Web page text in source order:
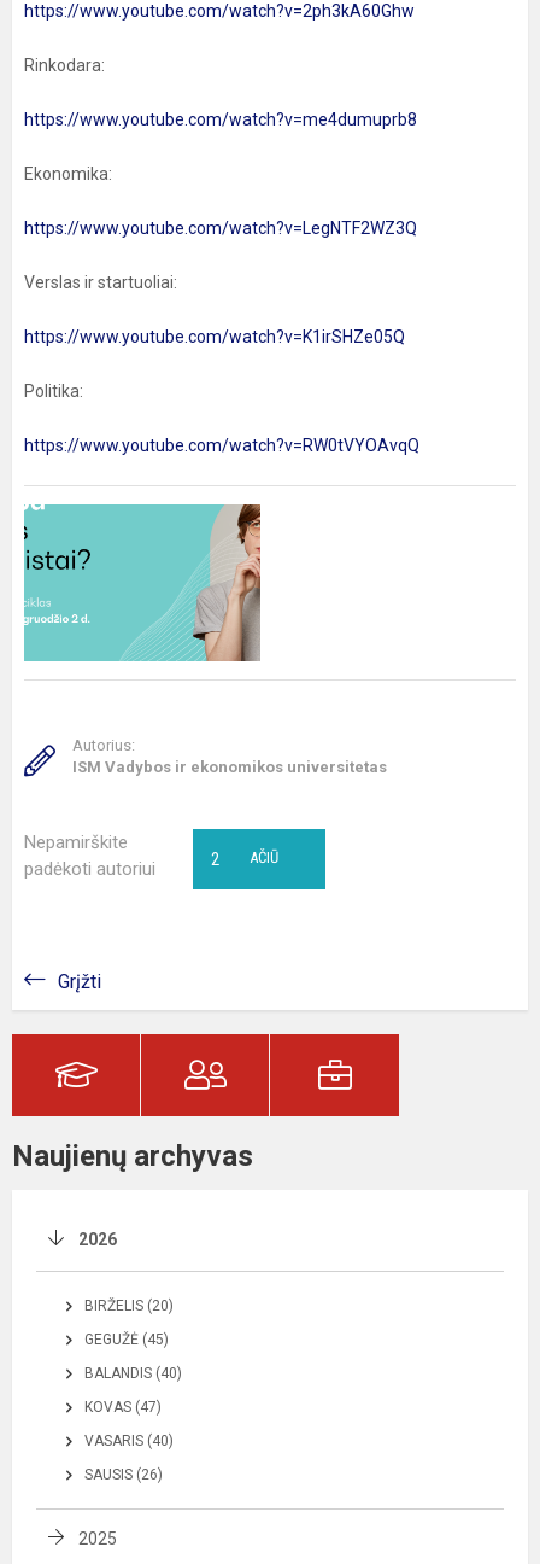
https://www.youtube.com/watch?v=2ph3kA60Ghw
Rinkodara:
https://www.youtube.com/watch?v=me4dumuprb8
Ekonomika:
https://www.youtube.com/watch?v=LegNTF2WZ3Q
Verslas ir startuoliai:
https://www.youtube.com/watch?v=K1irSHZe05Q
Politika:
https://www.youtube.com/watch?v=RW0tVYOAvqQ
Autorius:
ISM Vadybos ir ekonomikos universitetas
Nepamirškite
padėkoti autoriui
AČIŪ
2
Grįžti
Naujienų archyvas
2026
BIRŽELIS (20)
GEGUŽĖ (45)
BALANDIS (40)
KOVAS (47)
VASARIS (40)
SAUSIS (26)
2025